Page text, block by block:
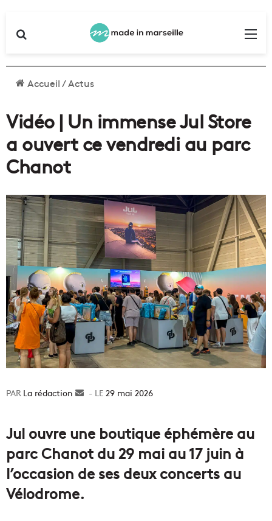
Accueil/Actus
Vidéo | Un immense Jul Store
a ouvert ce vendredi au parc
Chanot
La rédaction
Envoyer29 mai 2026
Jul ouvre une boutique éphémère au
parc Chanot du 29 mai au 17 juin à
l’occasion de ses deux concerts au
Vélodrome.